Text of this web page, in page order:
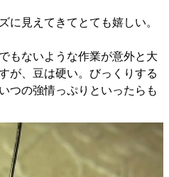
に見えてきてとても嬉しい。
もないような作業が意外と大
が、豆は硬い。びっくりする
つの強情っぷりといったらも